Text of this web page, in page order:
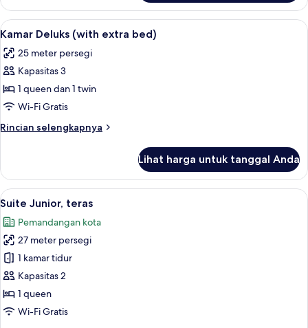
Kamar
Deluks
Lihat
semua
foto
untuk
Kamar
Deluks
(with
extra
Kamar Deluks (with extra bed) |
6
Kamar Deluks (with extra bed)
25 meter persegi
Kapasitas 3
1 queen dan 1 twin
Wi-Fi Gratis
Rincian selengkapnya
Rincian
Kamar
Deluks
(with
bed)
Lihat harga untuk tanggal Anda
Lihat
semua
foto
untuk
Suite
Junior,
teras
Suite Junior, teras | Selimut bulu
14
Suite Junior, teras
Pemandangan kota
27 meter persegi
1 kamar tidur
Kapasitas 2
1 queen
Wi-Fi Gratis